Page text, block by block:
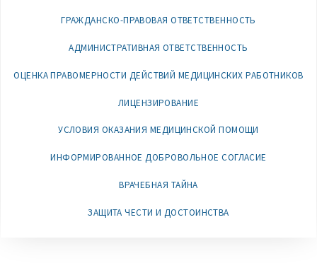
ГРАЖДАНСКО-ПРАВОВАЯ ОТВЕТСТВЕННОСТЬ
АДМИНИСТРАТИВНАЯ ОТВЕТСТВЕННОСТЬ
ОЦЕНКА ПРАВОМЕРНОСТИ ДЕЙСТВИЙ МЕДИЦИНСКИХ РАБОТНИКОВ
ЛИЦЕНЗИРОВАНИЕ
УСЛОВИЯ ОКАЗАНИЯ МЕДИЦИНСКОЙ ПОМОЩИ
ИНФОРМИРОВАННОЕ ДОБРОВОЛЬНОЕ СОГЛАСИЕ
ВРАЧЕБНАЯ ТАЙНА
ЗАЩИТА ЧЕСТИ И ДОСТОИНСТВА